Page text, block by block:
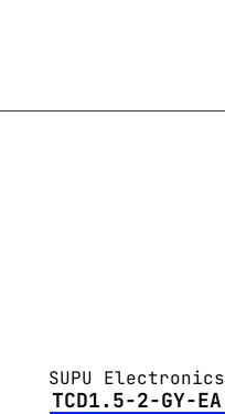
SUPU Electronics
TCD1.5-2-GY-EA